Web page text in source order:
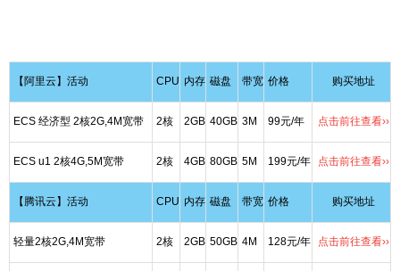
【阿里云】活动 CPU 内存 磁盘 带宽 价格 购买地址
ECS 经济型 2核2G,4M宽带 2核 2GB 40GB 3M 99元/年 点击前往查看››
ECS u1 2核4G,5M宽带 2核 4GB 80GB 5M 199元/年 点击前往查看››
【腾讯云】活动 CPU 内存 磁盘 带宽 价格 购买地址
轻量2核2G,4M宽带 2核 2GB 50GB 4M 128元/年 点击前往查看››